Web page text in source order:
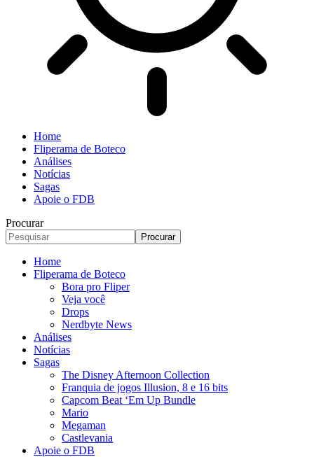
Home
Fliperama de Boteco
Análises
Notícias
Sagas
Apoie o FDB
Procurar
Home
Fliperama de Boteco
Bora pro Fliper
Veja você
Drops
Nerdbyte News
Análises
Notícias
Sagas
The Disney Afternoon Collection
Franquia de jogos Illusion, 8 e 16 bits
Capcom Beat ‘Em Up Bundle
Mario
Megaman
Castlevania
Apoie o FDB